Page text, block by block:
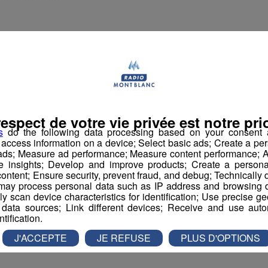
Horaires normaux
équipe de professionnels de la petite enfance en tant
et de sa famille dans un lieu de première éducation.
apportés aux enfants accueillis et veillez à la sécurité,
vous devez vérifier l'hygiène et le bien-être de chacun.
ludiques et affectifs du groupe d enfant dont
en œuvre et à l’évolution du projet d’établissement et
do the following data processing based on your consent
information on a device; Select basic ads; Create a
Measure ad performance; Measure content performance;
insights; Develop and improve products; Create a
Ensure security, prevent fraud, and debug; Technically
process personal data such as IP address and browsing
scan device characteristics for identification; Use precise
sources; Link different devices; Receive and use
de votre vie privée est notre
J'ACCEPTE JE REFUSE PLUS D'OPTIONS